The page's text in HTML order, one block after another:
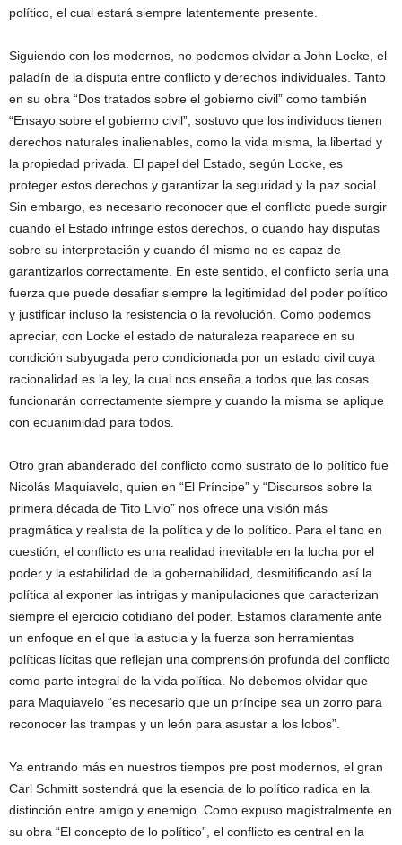
político, el cual estará siempre latentemente presente.
Siguiendo con los modernos, no podemos olvidar a John Locke, el
paladín de la disputa entre conflicto y derechos individuales. Tanto
en su obra “Dos tratados sobre el gobierno civil” como también
“Ensayo sobre el gobierno civil”, sostuvo que los individuos tienen
derechos naturales inalienables, como la vida misma, la libertad y
la propiedad privada. El papel del Estado, según Locke, es
proteger estos derechos y garantizar la seguridad y la paz social.
Sin embargo, es necesario reconocer que el conflicto puede surgir
cuando el Estado infringe estos derechos, o cuando hay disputas
sobre su interpretación y cuando él mismo no es capaz de
garantizarlos correctamente. En este sentido, el conflicto sería una
fuerza que puede desafiar siempre la legitimidad del poder político
y justificar incluso la resistencia o la revolución. Como podemos
apreciar, con Locke el estado de naturaleza reaparece en su
condición subyugada pero condicionada por un estado civil cuya
racionalidad es la ley, la cual nos enseña a todos que las cosas
funcionarán correctamente siempre y cuando la misma se aplique
con ecuanimidad para todos.
Otro gran abanderado del conflicto como sustrato de lo político fue
Nicolás Maquiavelo, quien en “El Príncipe” y “Discursos sobre la
primera década de Tito Livio” nos ofrece una visión más
pragmática y realista de la política y de lo político. Para el tano en
cuestión, el conflicto es una realidad inevitable en la lucha por el
poder y la estabilidad de la gobernabilidad, desmitificando así la
política al exponer las intrigas y manipulaciones que caracterizan
siempre el ejercicio cotidiano del poder. Estamos claramente ante
un enfoque en el que la astucia y la fuerza son herramientas
políticas lícitas que reflejan una comprensión profunda del conflicto
como parte integral de la vida política. No debemos olvidar que
para Maquiavelo “es necesario que un príncipe sea un zorro para
reconocer las trampas y un león para asustar a los lobos”.
Ya entrando más en nuestros tiempos pre post modernos, el gran
Carl Schmitt sostendrá que la esencia de lo político radica en la
distinción entre amigo y enemigo. Como expuso magistralmente en
su obra “El concepto de lo político”, el conflicto es central en la